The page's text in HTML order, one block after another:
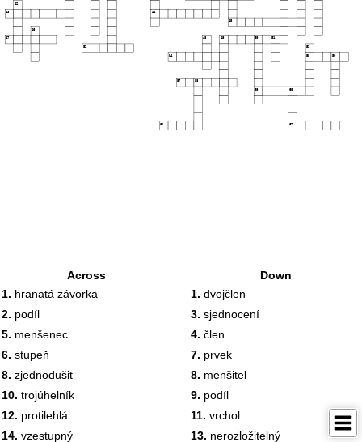
42
43 44
45
46
47 48 49 50 51
52 53
54 55 56
57 58
59 60
61 62
Across
1. hranatá závorka
2. podíl
5. menšenec
6. stupeň
8. zjednodušit
10. trojúhelník
12. protilehlá
14. vzestupný
Down
1. dvojčlen
3. sjednocení
4. člen
7. prvek
8. menšitel
9. podíl
11. vrchol
13. nerozložitelný